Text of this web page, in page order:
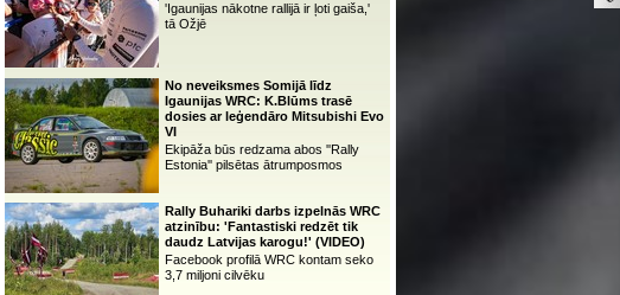
'Igaunijas nākotne rallijā ir ļoti gaiša,'
tā Ožjē
No neveiksmes Somijā līdz
Igaunijas WRC: K.Blūms trasē
dosies ar leģendāro Mitsubishi Evo
VI
Ekipāža būs redzama abos ''Rally
Estonia'' pilsētas ātrumposmos
Rally Buhariki darbs izpelnās WRC
atzinību: 'Fantastiski redzēt tik
daudz Latvijas karogu!' (VIDEO)
Facebook profilā WRC kontam seko
3,7 miljoni cilvēku